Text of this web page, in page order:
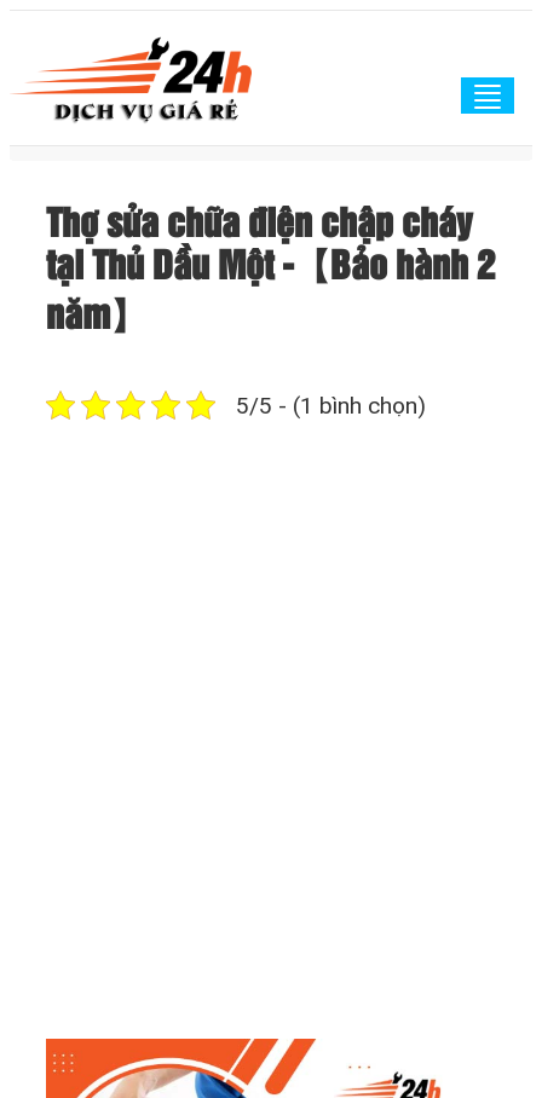
Thợ sửa chữa điện chập cháy
tại Thủ Dầu Một -【Bảo hành 2
năm】
5/5 - (1 bình chọn)